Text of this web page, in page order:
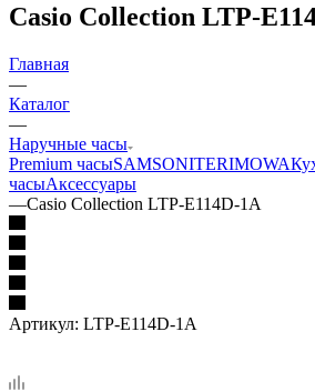
Casio Collection LTP-
Главная
—
Каталог
—
Наручные часы
Premium часыSAMSONITERIMOWA
часыАксессуары
—Casio Collection LTP-E114D-1A
Артикул: LTP-E114D-1A